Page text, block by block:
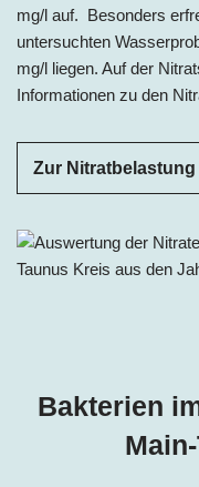
mg/l auf. Besonders
untersuchten
mg/l liegen. Auf der
Informationen zu den
Zur
Bakterien